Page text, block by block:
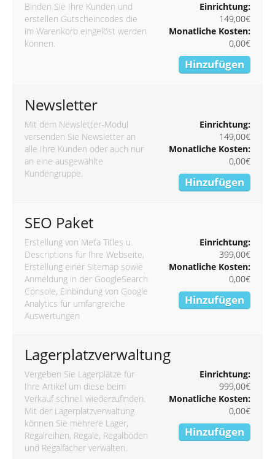
Binden Sie Ihre Kunden und
erstellen Gutscheincodes die
im Warenkorb eingelöst werden
können.
Einrichtung:
149,00€
Monatliche Kosten:
0,00€
Hinzufügen
Newsletter
Mit dem Newsletter-Modul
versenden Sie Newsletter an
alle Ihre Kunden oder auch nur
an eine ausgewählte
Kundengruppe.
Einrichtung:
149,00€
Monatliche Kosten:
0,00€
Hinzufügen
SEO Paket
Erstellung von Meta Titles u.
Descriptions für Ihre Webseite,
Erstellung einer Sitemap sowie
Anmeldung in der GoogleSearch
Console, Einbindung von Google
Analytics für umfangreiche
Auswertungen
Einrichtung:
399,00€
Monatliche Kosten:
0,00€
Hinzufügen
Lagerplatzverwaltung
Vergeben Sie Lagerplätze für
Ihre Artikel um diese beim
Verkauf schnell wiederzufinden.
Mit der Lagerplatzverwaltung
können Sie mehrere Lager,
Regalreihen, Regale, Regalböden
und Regalfächer verwalten.
Einrichtung:
999,00€
Monatliche Kosten:
0,00€
Hinzufügen